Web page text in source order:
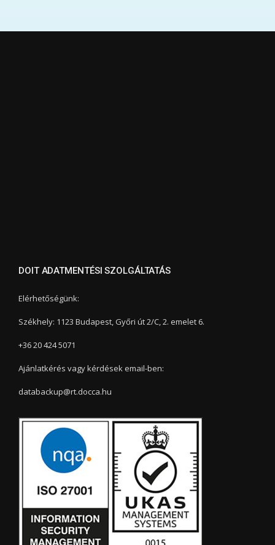
DOIT ADATMENTÉSI SZOLGÁLTATÁS
Elérhetőségünk:
Székhely: 1123 Budapest, Győri út 2/C, 2. emelet 6.
+36 20 424 5071
Ajánlatkérés vagy kérdések email-ben:
databackup@rt.docca.hu